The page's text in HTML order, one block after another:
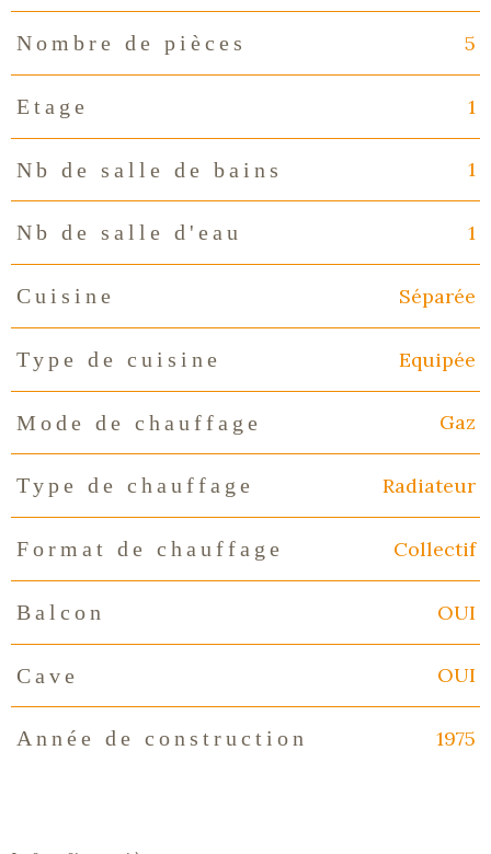
Nombre de pièces 5
Etage 1
Nb de salle de bains 1
Nb de salle d'eau 1
Cuisine Séparée
Type de cuisine Equipée
Mode de chauffage Gaz
Type de chauffage Radiateur
Format de chauffage Collectif
Balcon OUI
Cave OUI
Année de construction 1975